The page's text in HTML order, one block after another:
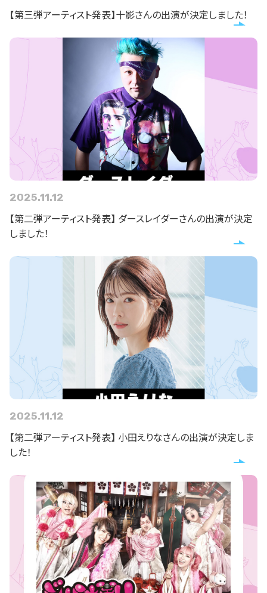
【第三弾アーティスト発表】十影さんの出演が決定しました！
2025.11.12
【第二弾アーティスト発表】 ダースレイダーさんの出演が決定
しました！
2025.11.12
【第二弾アーティスト発表】 小田えりなさんの出演が決定しま
した！